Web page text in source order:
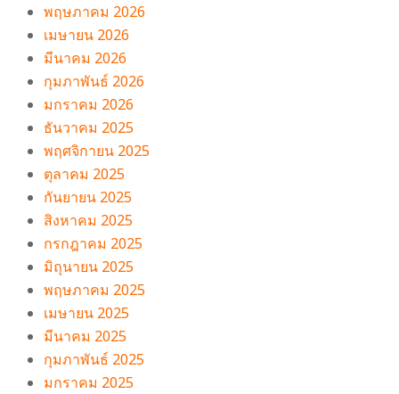
พฤษภาคม 2026
เมษายน 2026
มีนาคม 2026
กุมภาพันธ์ 2026
มกราคม 2026
ธันวาคม 2025
พฤศจิกายน 2025
ตุลาคม 2025
กันยายน 2025
สิงหาคม 2025
กรกฎาคม 2025
มิถุนายน 2025
พฤษภาคม 2025
เมษายน 2025
มีนาคม 2025
กุมภาพันธ์ 2025
มกราคม 2025